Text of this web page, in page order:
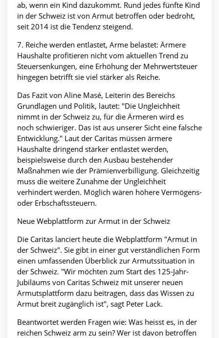
ab, wenn ein Kind dazukommt. Rund jedes fünfte Kind
in der Schweiz ist von Armut betroffen oder bedroht,
seit 2014 ist die Tendenz steigend.
7. Reiche werden entlastet, Arme belastet: Ärmere
Haushalte profitieren nicht vom aktuellen Trend zu
Steuersenkungen, eine Erhöhung der Mehrwertsteuer
hingegen betrifft sie viel stärker als Reiche.
Das Fazit von Aline Masé, Leiterin des Bereichs
Grundlagen und Politik, lautet: "Die Ungleichheit
nimmt in der Schweiz zu, für die Ärmeren wird es
noch schwieriger. Das ist aus unserer Sicht eine falsche
Entwicklung." Laut der Caritas müssen ärmere
Haushalte dringend stärker entlastet werden,
beispielsweise durch den Ausbau bestehender
Maßnahmen wie der Prämienverbilligung. Gleichzeitig
muss die weitere Zunahme der Ungleichheit
verhindert werden. Möglich wären höhere Vermögens-
oder Erbschaftssteuern.
Neue Webplattform zur Armut in der Schweiz
Die Caritas lanciert heute die Webplattform "Armut in
der Schweiz". Sie gibt in einer gut verständlichen Form
einen umfassenden Überblick zur Armutssituation in
der Schweiz. "Wir möchten zum Start des 125-Jahr-
Jubiläums von Caritas Schweiz mit unserer neuen
Armutsplattform dazu beitragen, dass das Wissen zu
Armut breit zugänglich ist", sagt Peter Lack.
Beantwortet werden Fragen wie: Was heisst es, in der
reichen Schweiz arm zu sein? Wer ist davon betroffen